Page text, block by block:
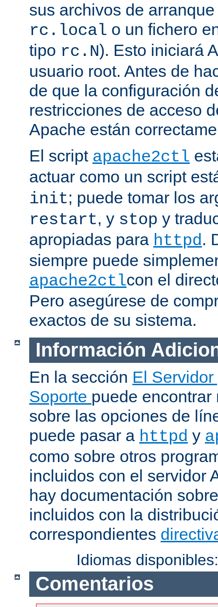
sus archivos de
rc.local o un fichero
tipo rc.N). Esto iniciará
usuario root. Antes de
de que la configuración
restricciones de acceso
Apache están
El script apache2ctl
actuar como un script
init; puede tomar los
restart, y stop y
apropiadas para httpd.
siempre puede
apache2ctlcon el
Pero asegúrese de
exactos de su sistema.
Información
En la sección El
Soporte puede
sobre las opciones de
puede pasar a httpd y
como sobre otros
incluidos con el servidor
hay documentación
incluidos con la
correspondientes
Idiomas
Comentarios